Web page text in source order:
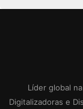
Líder global
Digitalizadoras e